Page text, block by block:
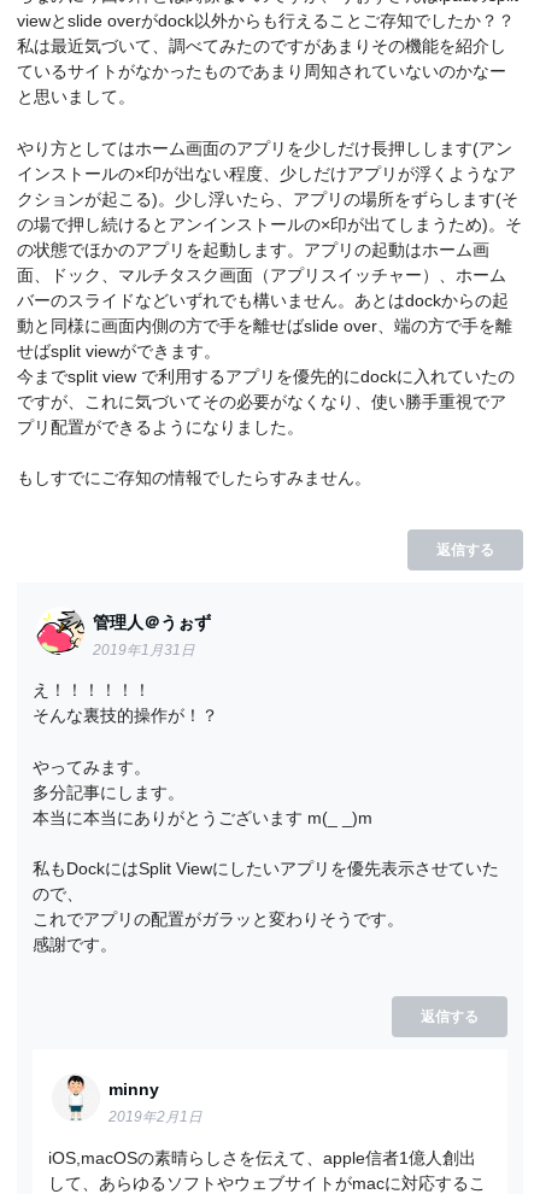
viewとslide overがdock以外からも行えることご存知でしたか？？
私は最近気づいて、調べてみたのですがあまりその機能を紹介し
ているサイトがなかったものであまり周知されていないのかなー
と思いまして。
やり方としてはホーム画面のアプリを少しだけ長押しします(アン
インストールの×印が出ない程度、少しだけアプリが浮くようなア
クションが起こる)。少し浮いたら、アプリの場所をずらします(そ
の場で押し続けるとアンインストールの×印が出てしまうため)。そ
の状態でほかのアプリを起動します。アプリの起動はホーム画
面、ドック、マルチタスク画面（アプリスイッチャー）、ホーム
バーのスライドなどいずれでも構いません。あとはdockからの起
動と同様に画面内側の方で手を離せばslide over、端の方で手を離
せばsplit viewができます。
今までsplit view で利用するアプリを優先的にdockに入れていたの
ですが、これに気づいてその必要がなくなり、使い勝手重視でア
プリ配置ができるようになりました。
もしすでにご存知の情報でしたらすみません。
返信する
管理人＠うぉず
2019年1月31日
え！！！！！！
そんな裏技的操作が！？
やってみます。
多分記事にします。
本当に本当にありがとうございます m(_ _)m
私もDockにはSplit Viewにしたいアプリを優先表示させていた
ので、
これでアプリの配置がガラッと変わりそうです。
感謝です。
返信する
minny
2019年2月1日
iOS,macOSの素晴らしさを伝えて、apple信者1億人創出
して、あらゆるソフトやウェブサイトがmacに対応するこ